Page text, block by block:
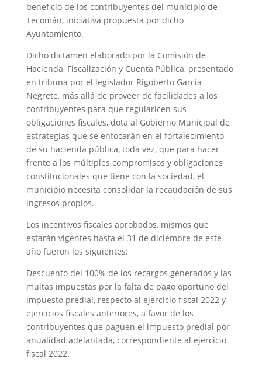
beneficio de los contribuyentes del municipio de
Tecomán, iniciativa propuesta por dicho
Ayuntamiento.
Dicho dictamen elaborado por la Comisión de
Hacienda, Fiscalización y Cuenta Pública, presentado
en tribuna por el legislador Rigoberto García
Negrete, más allá de proveer de facilidades a los
contribuyentes para que regularicen sus
obligaciones fiscales, dota al Gobierno Municipal de
estrategias que se enfocarán en el fortalecimiento
de su hacienda pública, toda vez, que para hacer
frente a los múltiples compromisos y obligaciones
constitucionales que tiene con la sociedad, el
municipio necesita consolidar la recaudación de sus
ingresos propios.
Los incentivos fiscales aprobados, mismos que
estarán vigentes hasta el 31 de diciembre de este
año fueron los siguientes:
Descuento del 100% de los recargos generados y las
multas impuestas por la falta de pago oportuno del
impuesto predial, respecto al ejercicio fiscal 2022 y
ejercicios fiscales anteriores, a favor de los
contribuyentes que paguen el impuesto predial por
anualidad adelantada, correspondiente al ejercicio
fiscal 2022.